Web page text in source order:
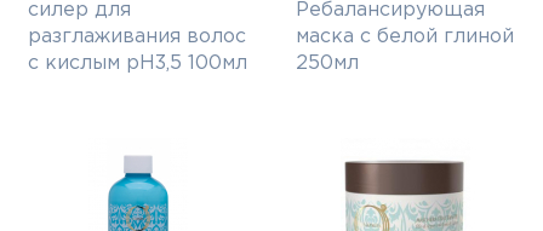
силер для
разглаживания волос
с кислым pH3,5 100мл
Ребалансирующая
маска с белой глиной
250мл